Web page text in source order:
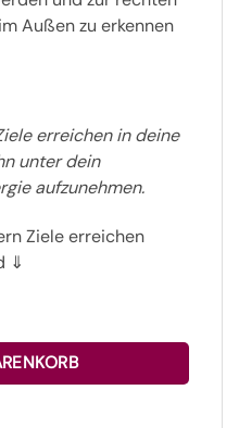
Außen zu erkennen
erreichen in deine
unter dein
aufzunehmen.
Ziele erreichen
⇓
Download Menge